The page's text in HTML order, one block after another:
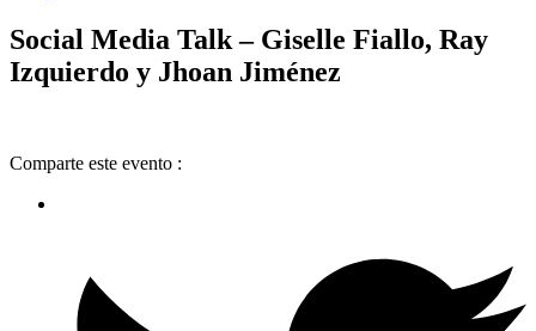
Social Media Talk – Giselle Fiallo, Ray
Izquierdo y Jhoan Jiménez
Comparte este evento :